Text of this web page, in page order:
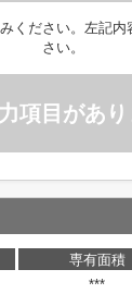
ください。左記
さい。
項目があ
専有面積
***